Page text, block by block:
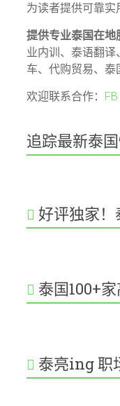
为读者提供可靠实
提供专业泰国在地
业内训、泰语翻
车、代购贸易、泰
欢迎联系合作： FB
追踪最新泰
好评独家
泰国100+
泰亮ing 职